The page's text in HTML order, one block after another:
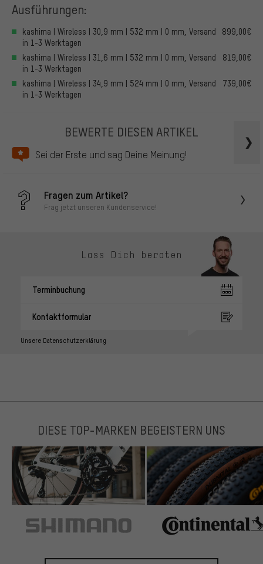
Ausführungen:
kashima | Wireless | 30,9 mm | 532 mm | 0 mm, Versand
in 1-3 Werktagen
899,00€
kashima | Wireless | 31,6 mm | 532 mm | 0 mm, Versand
in 1-3 Werktagen
819,00€
kashima | Wireless | 34,9 mm | 524 mm | 0 mm, Versand
in 1-3 Werktagen
739,00€
BEWERTE DIESEN ARTIKEL
Sei der Erste und sag Deine Meinung!
Fragen zum Artikel?
Frag jetzt unseren Kundenservice!
Lass Dich beraten
Terminbuchung
Kontaktformular
Unsere Datenschutzerklärung
DIESE TOP-MARKEN BEGEISTERN UNS